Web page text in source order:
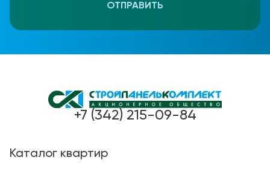
ОТПРАВИТЬ
+7 (342) 215-09-84
Каталог квартир